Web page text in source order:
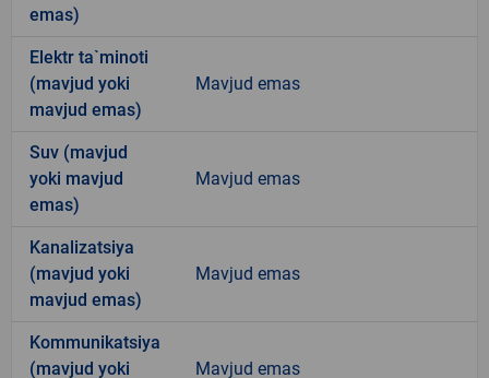
emas)
Elektr ta`minoti
(mavjud yoki
mavjud emas)
Mavjud emas
Suv (mavjud
yoki mavjud
emas)
Mavjud emas
Kanalizatsiya
(mavjud yoki
mavjud emas)
Mavjud emas
Kommunikatsiya
(mavjud yoki
Mavjud emas